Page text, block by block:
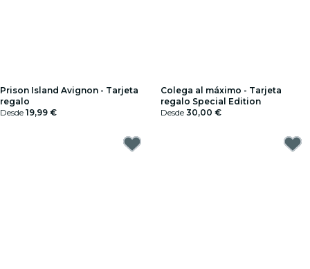
Prison Island Avignon - Tarjeta
regalo
Desde 19,99 €
Colega al máximo - Tarjeta
regalo Special Edition
Desde 30,00 €